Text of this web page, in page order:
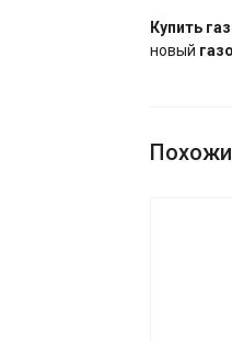
​Купить
новый